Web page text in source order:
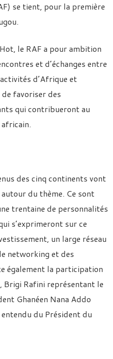
se tient, pour la première
le RAF a pour ambition
et d’échanges entre
d’Afrique et
favoriser des
qui contribueront au
des cinq continents vont
du thème. Ce sont
trentaine de personnalités
s’exprimeront sur ce
un large réseau
networking et des
également la participation
Brigi Rafini représentant le
Ghanéen Nana Addo
du Président du